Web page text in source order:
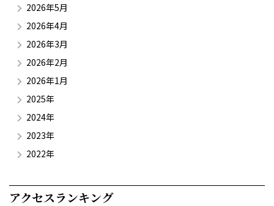
2026年5月
2026年4月
2026年3月
2026年2月
2026年1月
2025年
2024年
2023年
2022年
アクセスランキング